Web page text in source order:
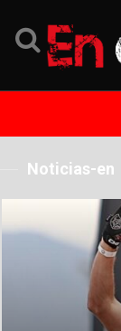
Tips Extremo
Noticias-en